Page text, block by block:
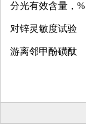
分光有效含量，%
对锌灵敏度试验
游离邻甲酚磺酞